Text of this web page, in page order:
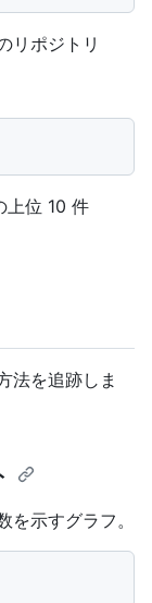
リポジトリ
上位 10 件
法を追跡しま
示すグラフ。